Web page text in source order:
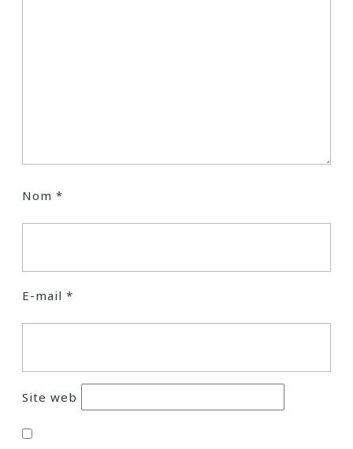
Nom *
E-mail *
Site web